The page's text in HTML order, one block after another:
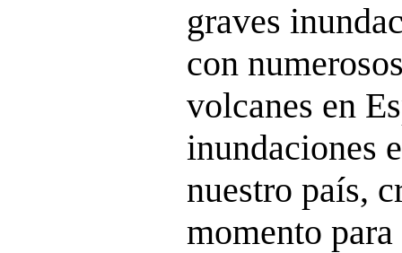
graves
con
volcanes en
inundaciones
nuestro país,
momento para